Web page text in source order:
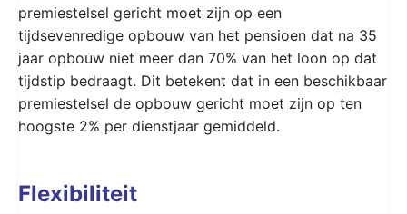
premiestelsel gericht moet zijn op een
tijdsevenredige opbouw van het pensioen dat na 35
jaar opbouw niet meer dan 70% van het loon op dat
tijdstip bedraagt. Dit betekent dat in een beschikbaar
premiestelsel de opbouw gericht moet zijn op ten
hoogste 2% per dienstjaar gemiddeld.
Flexibiliteit